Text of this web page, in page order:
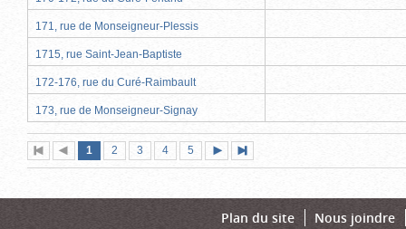
171, rue de Monseigneur-Plessis
1715, rue Saint-Jean-Baptiste
172-176, rue du Curé-Raimbault
173, rue de Monseigneur-Signay
Première
page
Page
précédente
Page
1 (page
actuelle)
Page
2 Page
3 Page
4 Page
5
suivante
page
Plan du site Nous joindre